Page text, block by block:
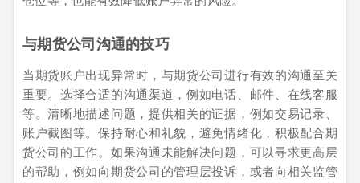
与期货公司沟通的技巧
当期货账户出现异常时，与期货公司进行有效的沟通至关
重要。选择合适的沟通渠道，例如电话、邮件、在线客服
等。清晰地描述问题，提供相关的证据，例如交易记录、
账户截图等。保持耐心和礼貌，避免情绪化，积极配合期
货公司的工作。如果沟通未能解决问题，可以寻求更高层
的帮助，例如向期货公司的管理层投诉，或者向相关监管